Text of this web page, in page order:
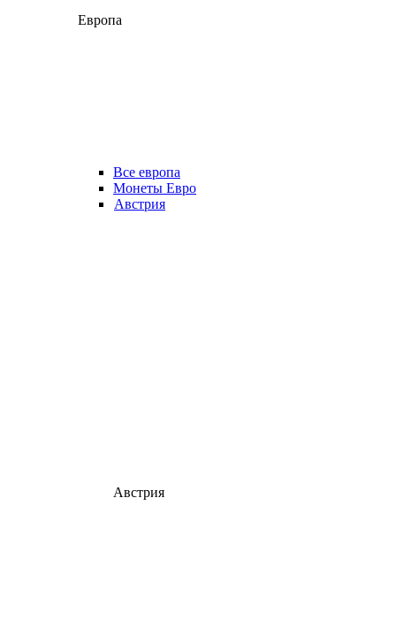
Европа
Все европа
Монеты Евро
Австрия
Австрия